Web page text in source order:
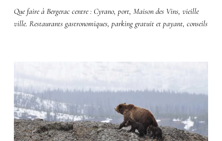
Que faire à Bergerac centre : Cyrano, port, Maison des Vins, vieille
ville. Restaurants gastronomiques, parking gratuit et payant, conseils